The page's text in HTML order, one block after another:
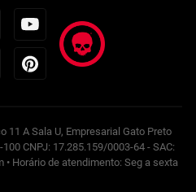
11 A Sala U, Empresarial Gato Preto
CNPJ: 17.285.159/0003-64 - SAC:
Horário de atendimento: Seg a sexta